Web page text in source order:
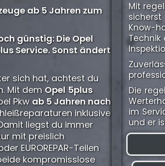
ab 5 Jahren zum
günstig: Die Opel
Service. Sonst ändert
sich hat, achtest du
Mit dem Opel 5plus
Pkw ab 5 Jahren nach
inklusive
liegst du immer
mit preislich
EUROREPAR-Teilen
kompromisslose
Mit
Know-
Technik
Die
im
und er